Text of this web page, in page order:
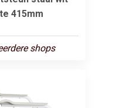
415mm
shops